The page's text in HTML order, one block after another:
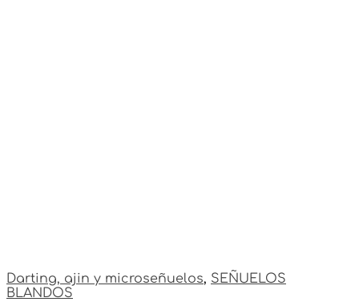
Darting, ajin y microseñuelos, SEÑUELOS
BLANDOS